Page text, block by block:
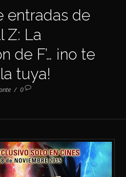
entradas de
Z: La
de F’… ¡no te
tuya!
/ 0